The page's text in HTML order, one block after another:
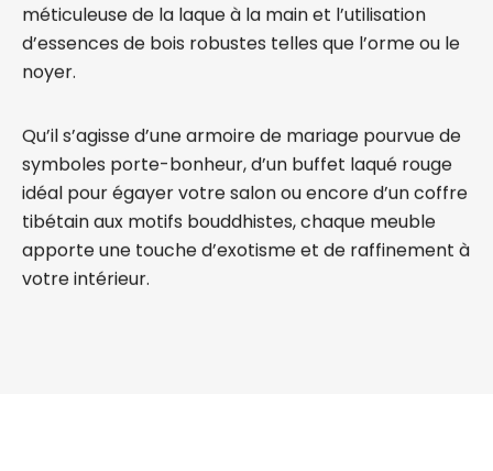
méticuleuse de la laque à la main et l’utilisation
d’essences de bois robustes telles que l’orme ou le
noyer.
Qu’il s’agisse d’une armoire de mariage pourvue de
symboles porte-bonheur, d’un buffet laqué rouge
idéal pour égayer votre salon ou encore d’un coffre
tibétain aux motifs bouddhistes, chaque meuble
apporte une touche d’exotisme et de raffinement à
votre intérieur.